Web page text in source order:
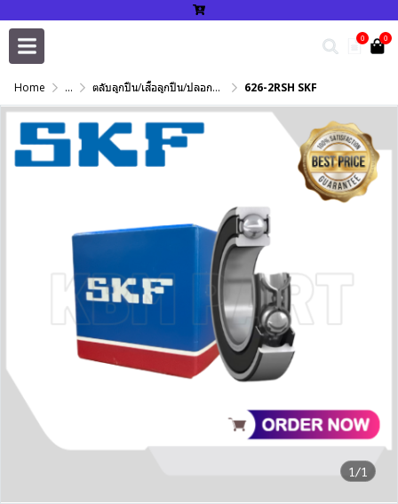
0 0
Home ... ตลับลูกปืน/เสื้อลูกปืน/ปลอกปรับเพลา/แหวนกำหนด/เพลาฮาร์ดโครม 626-2RSH SKF
1/1